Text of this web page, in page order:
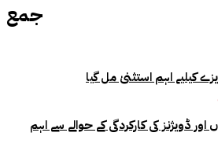
جمع
کیلیے اہم استثنیٰ مل گیا
اور ڈویژنز کی کارکردگی کے حوالے سے اہم